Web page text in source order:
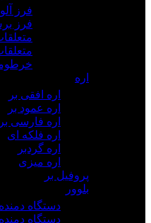
فرز
فرز
اره
اره افقی بر
اره عمود بر
اره فارسی بر
اره فلکه ای
اره گردبر
اره میزی
پروفیل بر
بلوور
دستگاه
دستگاه